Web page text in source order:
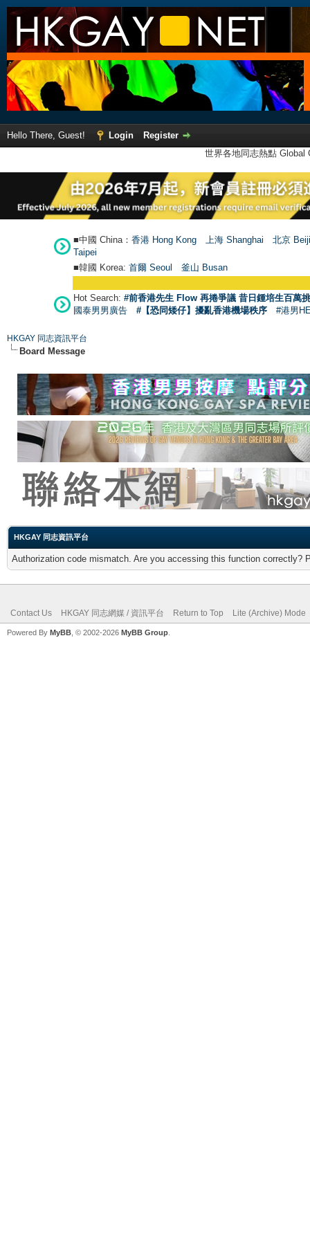
Hello There, Guest! Login
Register
世界各地同志熱點
■中國 China： 香港 Hong Kong 上海 Shanghai
北京
Taipei
■韓國 Korea: 首爾 Seoul 釜山 Busan
Hot Search: #前香港先生 Flow 再捲爭議 昔日鍾培生百萬
國泰男男廣告
#【恐同矮仔】擾亂香港機場秩序 #港男
HKGAY 同志資訊平台
Board Message
HKGAY 同志資訊平台
Authorization code mismatch. Are you accessing this function correctly?
Contact Us HKGAY 同志網媒 / 資訊平台 Return to Top Lite (Archive) Mode
Powered By MyBB , © 2002-2026 MyBB Group